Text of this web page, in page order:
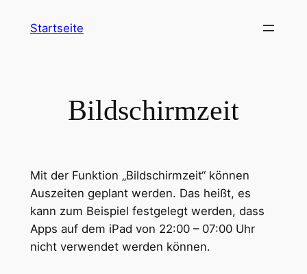
InhaltStartseite
Bildschirmzeit
Mit der Funktion „Bildschirmzeit“ können
Auszeiten geplant werden. Das heißt, es
kann zum Beispiel festgelegt werden, dass
Apps auf dem iPad von 22:00 – 07:00 Uhr
nicht verwendet werden können.